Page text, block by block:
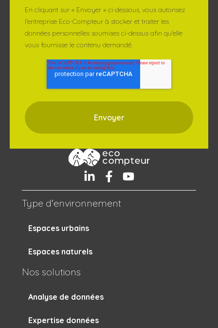
Type d'environnement
Espaces urbains
Espaces naturels
Nos solutions
Analyse de données
Expertise données
En cliquant sur « Envoyer » ci-dessous, vous autorisez
l’entreprise Eco-Compteur à stocker et traiter les
données personnelles soumises ci-dessus afin qu’elle
vous fournisse le contenu demandé.